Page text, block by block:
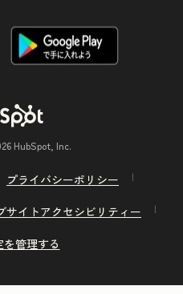
HubSpot, Inc.
プライバシーポリシー
サイトアクセシビリティー
管理する